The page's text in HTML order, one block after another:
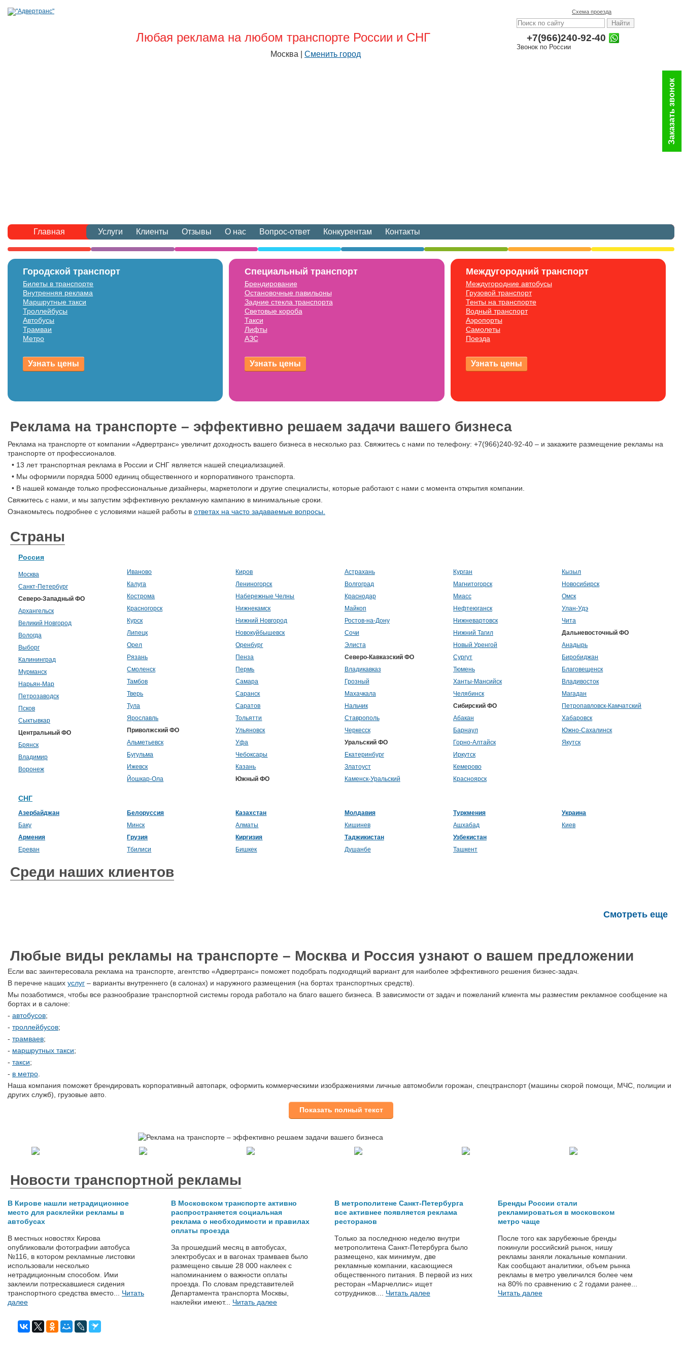
Заказать звонок
Любая реклама на любом транспорте России и СНГ +7(966)240-92-40
Звонок по России
Москва | Сменить город
Схема проезда
Главная Услуги Клиенты Отзывы О нас Вопрос-ответ Конкурентам Контакты
Городской транспорт
Билеты в транспорте
Внутренняя реклама
Маршрутные такси
Троллейбусы
Автобусы
Трамваи
Метро
Специальный транспорт
Брендирование
Остановочные павильоны
Задние стекла транспорта
Световые короба
Такси
Лифты
АЗС
Междугородний транспорт
Междугородние автобусы
Грузовой транспорт
Тенты на транспорте
Водный транспорт
Аэропорты
Самолеты
Поезда
Реклама на транспорте – эффективно решаем задачи вашего бизнеса
Реклама на транспорте от компании «Адвертранс» увеличит доходность вашего бизнеса в несколько раз. Свяжитесь с нами по телефону: +7(966)240-92-40 – и закажите размещение рекламы на
транспорте от профессионалов.
• 13 лет транспортная реклама в России и СНГ является нашей специализацией.
• Мы оформили порядка 5000 единиц общественного и корпоративного транспорта.
• В нашей команде только профессиональные дизайнеры, маркетологи и другие специалисты, которые работают с нами с момента открытия компании.
Свяжитесь с нами, и мы запустим эффективную рекламную кампанию в минимальные сроки.
Ознакомьтесь подробнее с условиями нашей работы в ответах на часто задаваемые вопросы.
Страны
Россия
Москва
Санкт-Петербург
Северо-Западный ФО
Архангельск
Великий Новгород
Вологда
Выборг
Калининград
Мурманск
Нарьян-Мар
Петрозаводск
Псков
Сыктывкар
Центральный ФО
Брянск
Владимир
Воронеж
Иваново
Калуга
Кострома
Красногорск
Курск
Липецк
Орел
Рязань
Смоленск
Тамбов
Тверь
Тула
Ярославль
Приволжский ФО
Альметьевск
Бугульма
Ижевск
Йошкар-Ола
Киров
Лениногорск
Набережные Челны
Нижнекамск
Нижний Новгород
Новокуйбышевск
Оренбург
Пенза
Пермь
Самара
Саранск
Саратов
Тольятти
Ульяновск
Уфа
Чебоксары
Казань
Южный ФО
Астрахань
Волгоград
Краснодар
Майкоп
Ростов-на-Дону
Сочи
Элиста
Северо-Кавказский ФО
Владикавказ
Грозный
Махачкала
Нальчик
Ставрополь
Черкесск
Уральский ФО
Екатеринбург
Златоуст
Каменск-Уральский
Курган
Магнитогорск
Миасс
Нефтеюганск
Нижневартовск
Нижний Тагил
Новый Уренгой
Сургут
Тюмень
Ханты-Мансийск
Челябинск
Сибирский ФО
Абакан
Барнаул
Горно-Алтайск
Иркутск
Кемерово
Красноярск
Кызыл
Новосибирск
Омск
Улан-Удэ
Чита
Дальневосточный ФО
Анадырь
Биробиджан
Благовещенск
Владивосток
Магадан
Петропавловск-Камчатский
Хабаровск
Южно-Сахалинск
Якутск
СНГ
Азербайджан
Баку
Армения
Ереван
Белоруссия
Минск
Грузия
Тбилиси
Казахстан
Алматы
Киргизия
Бишкек
Молдавия
Кишинев
Таджикистан
Душанбе
Туркмения
Ашхабад
Узбекистан
Ташкент
Украина
Киев
Среди наших клиентов
Смотреть еще
Любые виды рекламы на транспорте – Москва и Россия узнают о вашем предложении
Если вас заинтересовала реклама на транспорте, агентство «Адвертранс» поможет подобрать подходящий вариант для наиболее эффективного решения бизнес-задач.
В перечне наших услуг – варианты внутреннего (в салонах) и наружного размещения (на бортах транспортных средств).
Мы позаботимся, чтобы все разнообразие транспортной системы города работало на благо вашего бизнеса. В зависимости от задач и пожеланий клиента мы разместим рекламное сообщение на
бортах и в салоне:
- автобусов;
- троллейбусов;
- трамваев;
- маршрутных такси;
- такси;
- в метро
Наша компания поможет брендировать корпоративный автопарк, оформить коммерческими изображениями личные автомобили горожан, спецтранспорт (машины скорой помощи, МЧС, полиции и
других служб), грузовые авто.
Новости транспортной рекламы
В Кирове нашли нетрадиционное
место для расклейки рекламы в
автобусах
В местных новостях Кирова
опубликовали фотографии автобуса
№116, в котором рекламные листовки
использовали несколько
нетрадиционным способом. Ими
заклеили потрескавшиеся сидения
транспортного средства вместо... Читать
далее
В Московском транспорте активно
распространяется социальная
реклама о необходимости и правилах
оплаты проезда
За прошедший месяц в автобусах,
электробусах и в вагонах трамваев было
размещено свыше 28 000 наклеек с
напоминанием о важности оплаты
проезда. По словам представителей
Департамента транспорта Москвы,
наклейки имеют... Читать далее
В метрополитене Санкт-Петербурга
все активнее появляется реклама
ресторанов
Только за последнюю неделю внутри
метрополитена Санкт-Петербурга было
размещено, как минимум, две
рекламные компании, касающиеся
общественного питания. В первой из них
ресторан «Марчеллис» ищет
сотрудников.... Читать далее
Бренды России стали
рекламироваться в московском
метро чаще
После того как зарубежные бренды
покинули российский рынок, нишу
рекламы заняли локальные компании.
Как сообщают аналитики, объем рынка
рекламы в метро увеличился более чем
на 80% по сравнению с 2 годами ранее...
Читать далее